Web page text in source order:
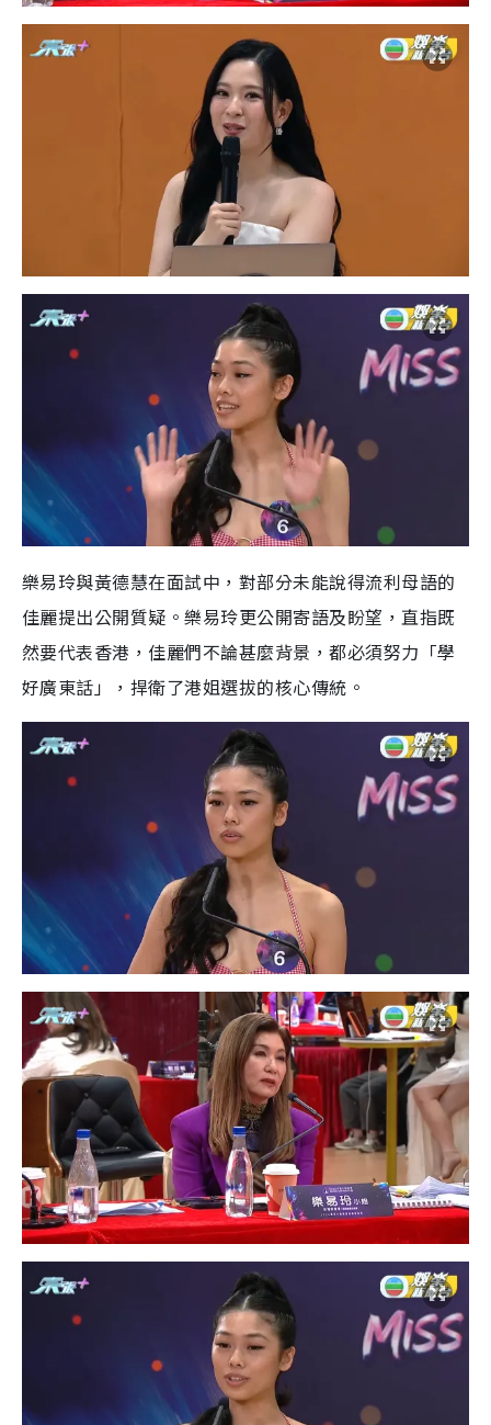
樂易玲與黃德慧在面試中，對部分未能說得流利母語的
佳麗提出公開質疑。樂易玲更公開寄語及盼望，直指既
然要代表香港，佳麗們不論甚麼背景，都必須努力「學
好廣東話」，捍衛了港姐選拔的核心傳統。